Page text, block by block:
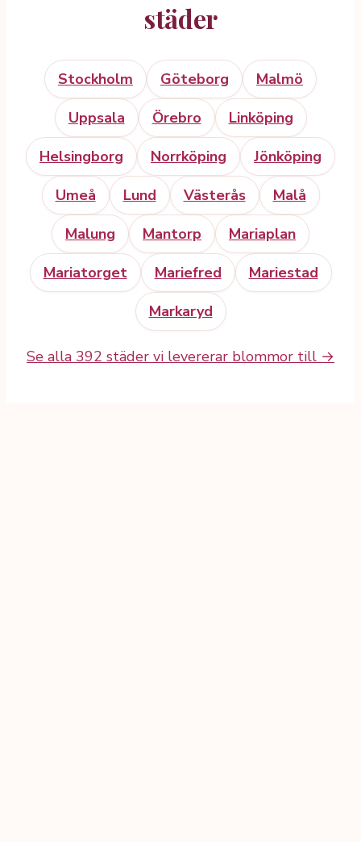
städer
Stockholm Göteborg
Malmö
Uppsala
Örebro
Linköping
Helsingborg
Norrköping
Jönköping
Umeå
Lund Västerås
Malå
Malung
Mantorp
Mariaplan
Mariatorget
Mariefred
Mariestad
Markaryd
Se alla 392 städer vi levererar blommor till →